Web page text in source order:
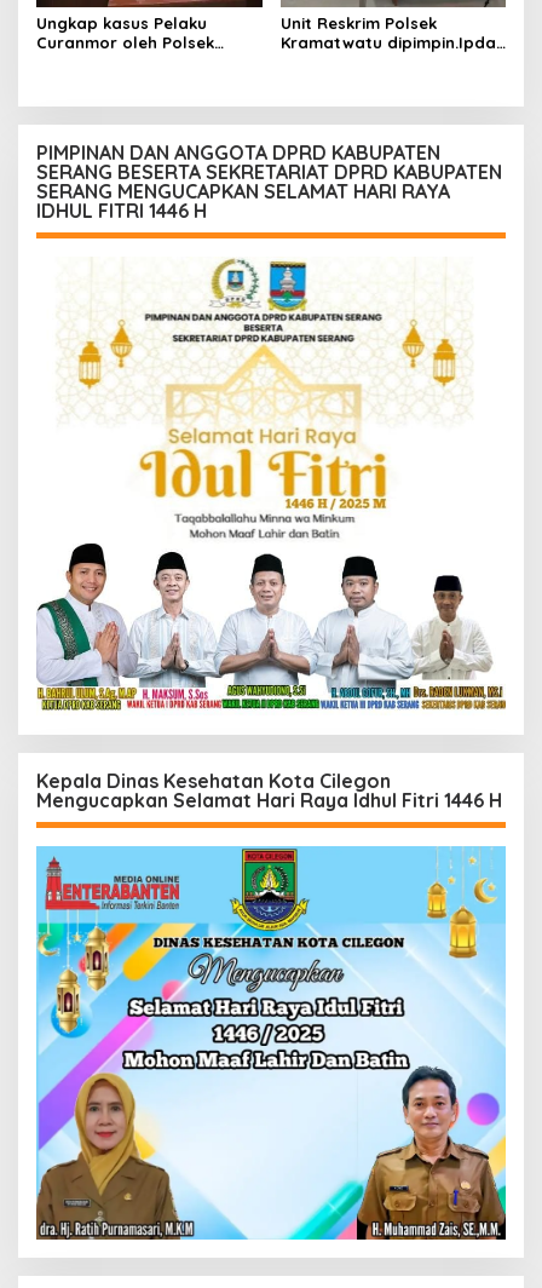
Ungkap kasus Pelaku
Curanmor oleh Polsek
Unit Reskrim Polsek
Kramatwatu dipimpin.Ipda
PIMPINAN DAN ANGGOTA DPRD KABUPATEN
SERANG BESERTA SEKRETARIAT DPRD KABUPATEN
SERANG MENGUCAPKAN SELAMAT HARI RAYA
IDHUL FITRI 1446 H
Kepala Dinas Kesehatan Kota Cilegon
Mengucapkan Selamat Hari Raya Idhul Fitri 1446 H